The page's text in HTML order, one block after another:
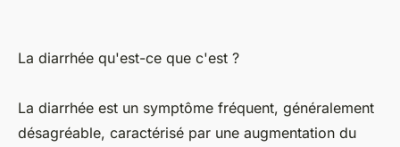
La diarrhée qu'est-ce que c'est ?
La diarrhée est un symptôme fréquent, généralement
désagréable, caractérisé par une augmentation du